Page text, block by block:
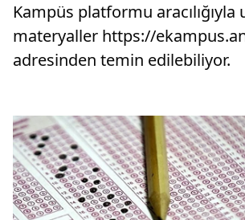
Kampüs platformu
materyaller https://
adresinden temin edilebiliyor.